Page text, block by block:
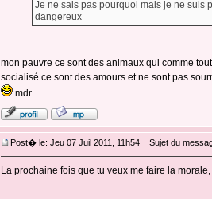
Je ne sais pas pourquoi mais je ne suis
dangereux
mon pauvre ce sont des animaux qui comme
socialisé ce sont des amours et ne sont pas
mdr
Post� le: Jeu 07 Juil 2011, 11h54 Sujet du
La prochaine fois que tu veux me faire la